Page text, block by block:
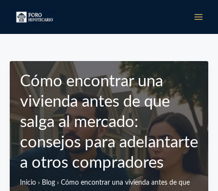
Cómo encontrar una
vivienda antes de que
salga al mercado:
consejos para adelantarte
a otros compradores
Inicio › Blog › Cómo encontrar una vivienda antes de que